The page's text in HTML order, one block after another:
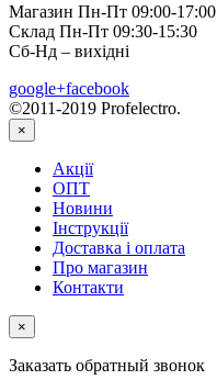
Магазин Пн-Пт 09:00-17:00
Склад Пн-Пт 09:30-15:30
Сб-Нд – вихідні
google+facebook
©2011-2019 Profelectro.
×
Акції
ОПТ
Новини
Інструкції
Доставка і оплата
Про магазин
Контакти
×
Заказать обратный звонок